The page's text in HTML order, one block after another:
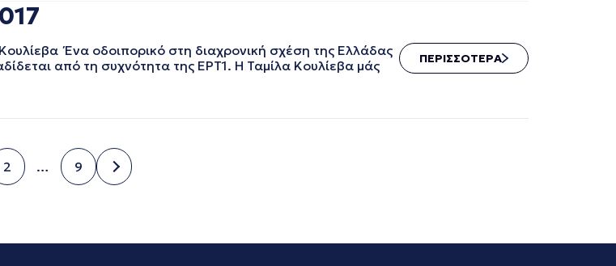
Ένα οδοιπορικό στη διαχρονική σχέση της Ελλάδας
από τη συχνότητα της ΕΡΤ1. Η Ταμίλα Κουλίεβα μάς
ΠΕΡΙΣΣΟΤΕΡΑ
Σελίδα
2
…
Σελίδα
9